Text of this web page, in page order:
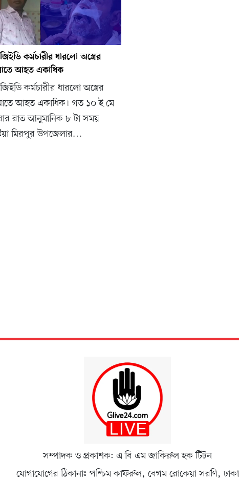
কর্মচারীর ধারলো অস্ত্রের
আহত একাধিক
কর্মচারীর ধারলো অস্ত্রের
আহত একাধিক। গত ১০ ই মে
রাত আনুমানিক ৮ টা সময়
মিরপুর উপজেলার…
সম্পাদক ও প্রকাশক: এ বি এম জাকিরুল হক টিটন
যোগাযোগের ঠিকানাঃ পশ্চিম কাফরুল, বেগম রোকেয়া সরণি, ঢাকা